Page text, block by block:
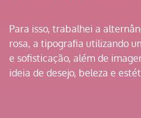
Para isso, trabalhei a
rosa, a tipografia utilizando
e sofisticação, além de
ideia de desejo, beleza e